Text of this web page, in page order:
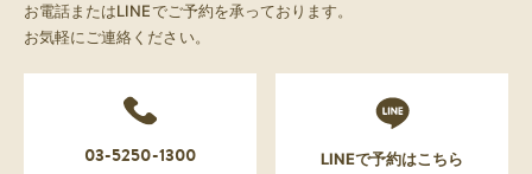
お電話またはLINEでご予約を承っております。
お気軽にご連絡ください。
03-5250-1300 LINEで予約はこちら